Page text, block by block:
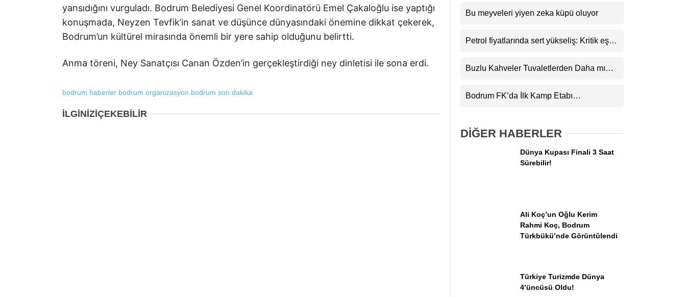
yansıdığını vurguladı. Bodrum Belediyesi Genel Koordinatörü Emel Çakaloğlu ise yaptığı
konuşmada, Neyzen Tevfik’in sanat ve düşünce dünyasındaki önemine dikkat çekerek,
Bodrum’un kültürel mirasında önemli bir yere sahip olduğunu belirtti.
Anma töreni, Ney Sanatçısı Canan Özden’in gerçekleştirdiği ney dinletisi ile sona erdi.
bodrum haberler bodrum organizasyon bodrum son dakika
İLGİNİZİÇEKEBİLİR
Bu meyveleri yiyen zeka küpü oluyor
Petrol fiyatlarında sert yükseliş: Kritik eşik
Buzlu Kahveler Tuvaletlerden Daha mı
Bodrum FK’da İlk Kamp Etabı
DİĞER HABERLER
Dünya Kupası Finali 3 Saat
Sürebilir!
Ali Koç’un Oğlu Kerim
Rahmi Koç, Bodrum
Türkbükü’nde Görüntülendi
Türkiye Turizmde Dünya
4’üncüsü Oldu!